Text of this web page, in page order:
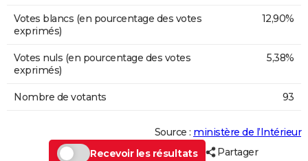
Votes blancs (en pourcentage des votes
exprimés)
12,90%
Votes nuls (en pourcentage des votes
exprimés)
5,38%
Nombre de votants 93
Source : ministère de l’Intérieur
Recevoir les résultats
Partager